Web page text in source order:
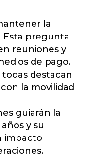
la
Esta pregunta
reuniones y
de pago.
destacan
la movilidad
guiarán la
y su
impacto